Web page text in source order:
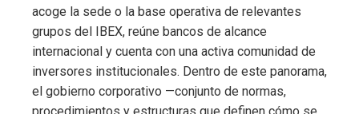
acoge la sede o la base operativa de relevantes
grupos del IBEX, reúne bancos de alcance
internacional y cuenta con una activa comunidad de
inversores institucionales. Dentro de este panorama,
el gobierno corporativo —conjunto de normas,